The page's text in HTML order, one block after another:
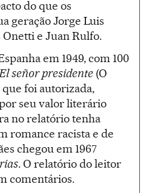
do que os
geração Jorge Luis
Onetti e Juan Rulfo.
em 1949, com 100
El señor presidente (O
foi autorizada,
seu valor literário
no relatório tenha
romance racista e de
chegou em 1967
. O relatório do leitor
comentários.